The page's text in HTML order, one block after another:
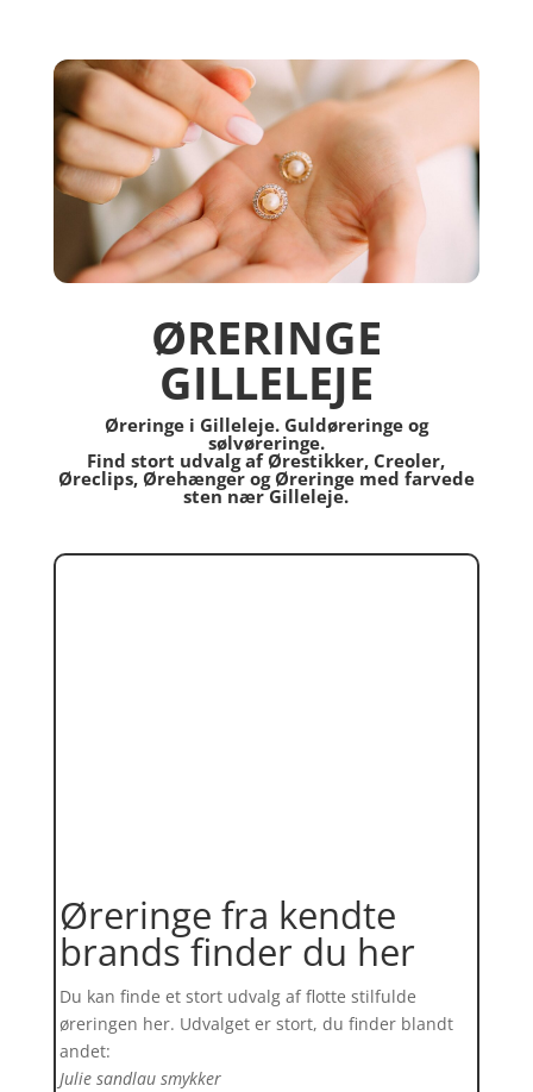
ØRERINGE
GILLELEJE
Øreringe i Gilleleje. Guldøreringe og
sølvøreringe.
Find stort udvalg af Ørestikker, Creoler,
Øreclips, Ørehænger og Øreringe med farvede
sten nær Gilleleje.
Øreringe fra kendte
brands finder du her
Du kan finde et stort udvalg af flotte stilfulde
øreringen her. Udvalget er stort, du finder blandt
andet:
Julie sandlau smykker